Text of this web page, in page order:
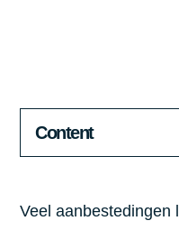
Content
Veel aanbestedingen